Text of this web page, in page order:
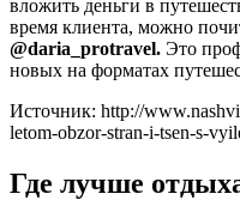
вложить деньги в
время клиента, можно
@daria_protravel. Это
новых на форматах
Источник: http://
letom-obzor-stran-i-tsen-s-
Где лучше